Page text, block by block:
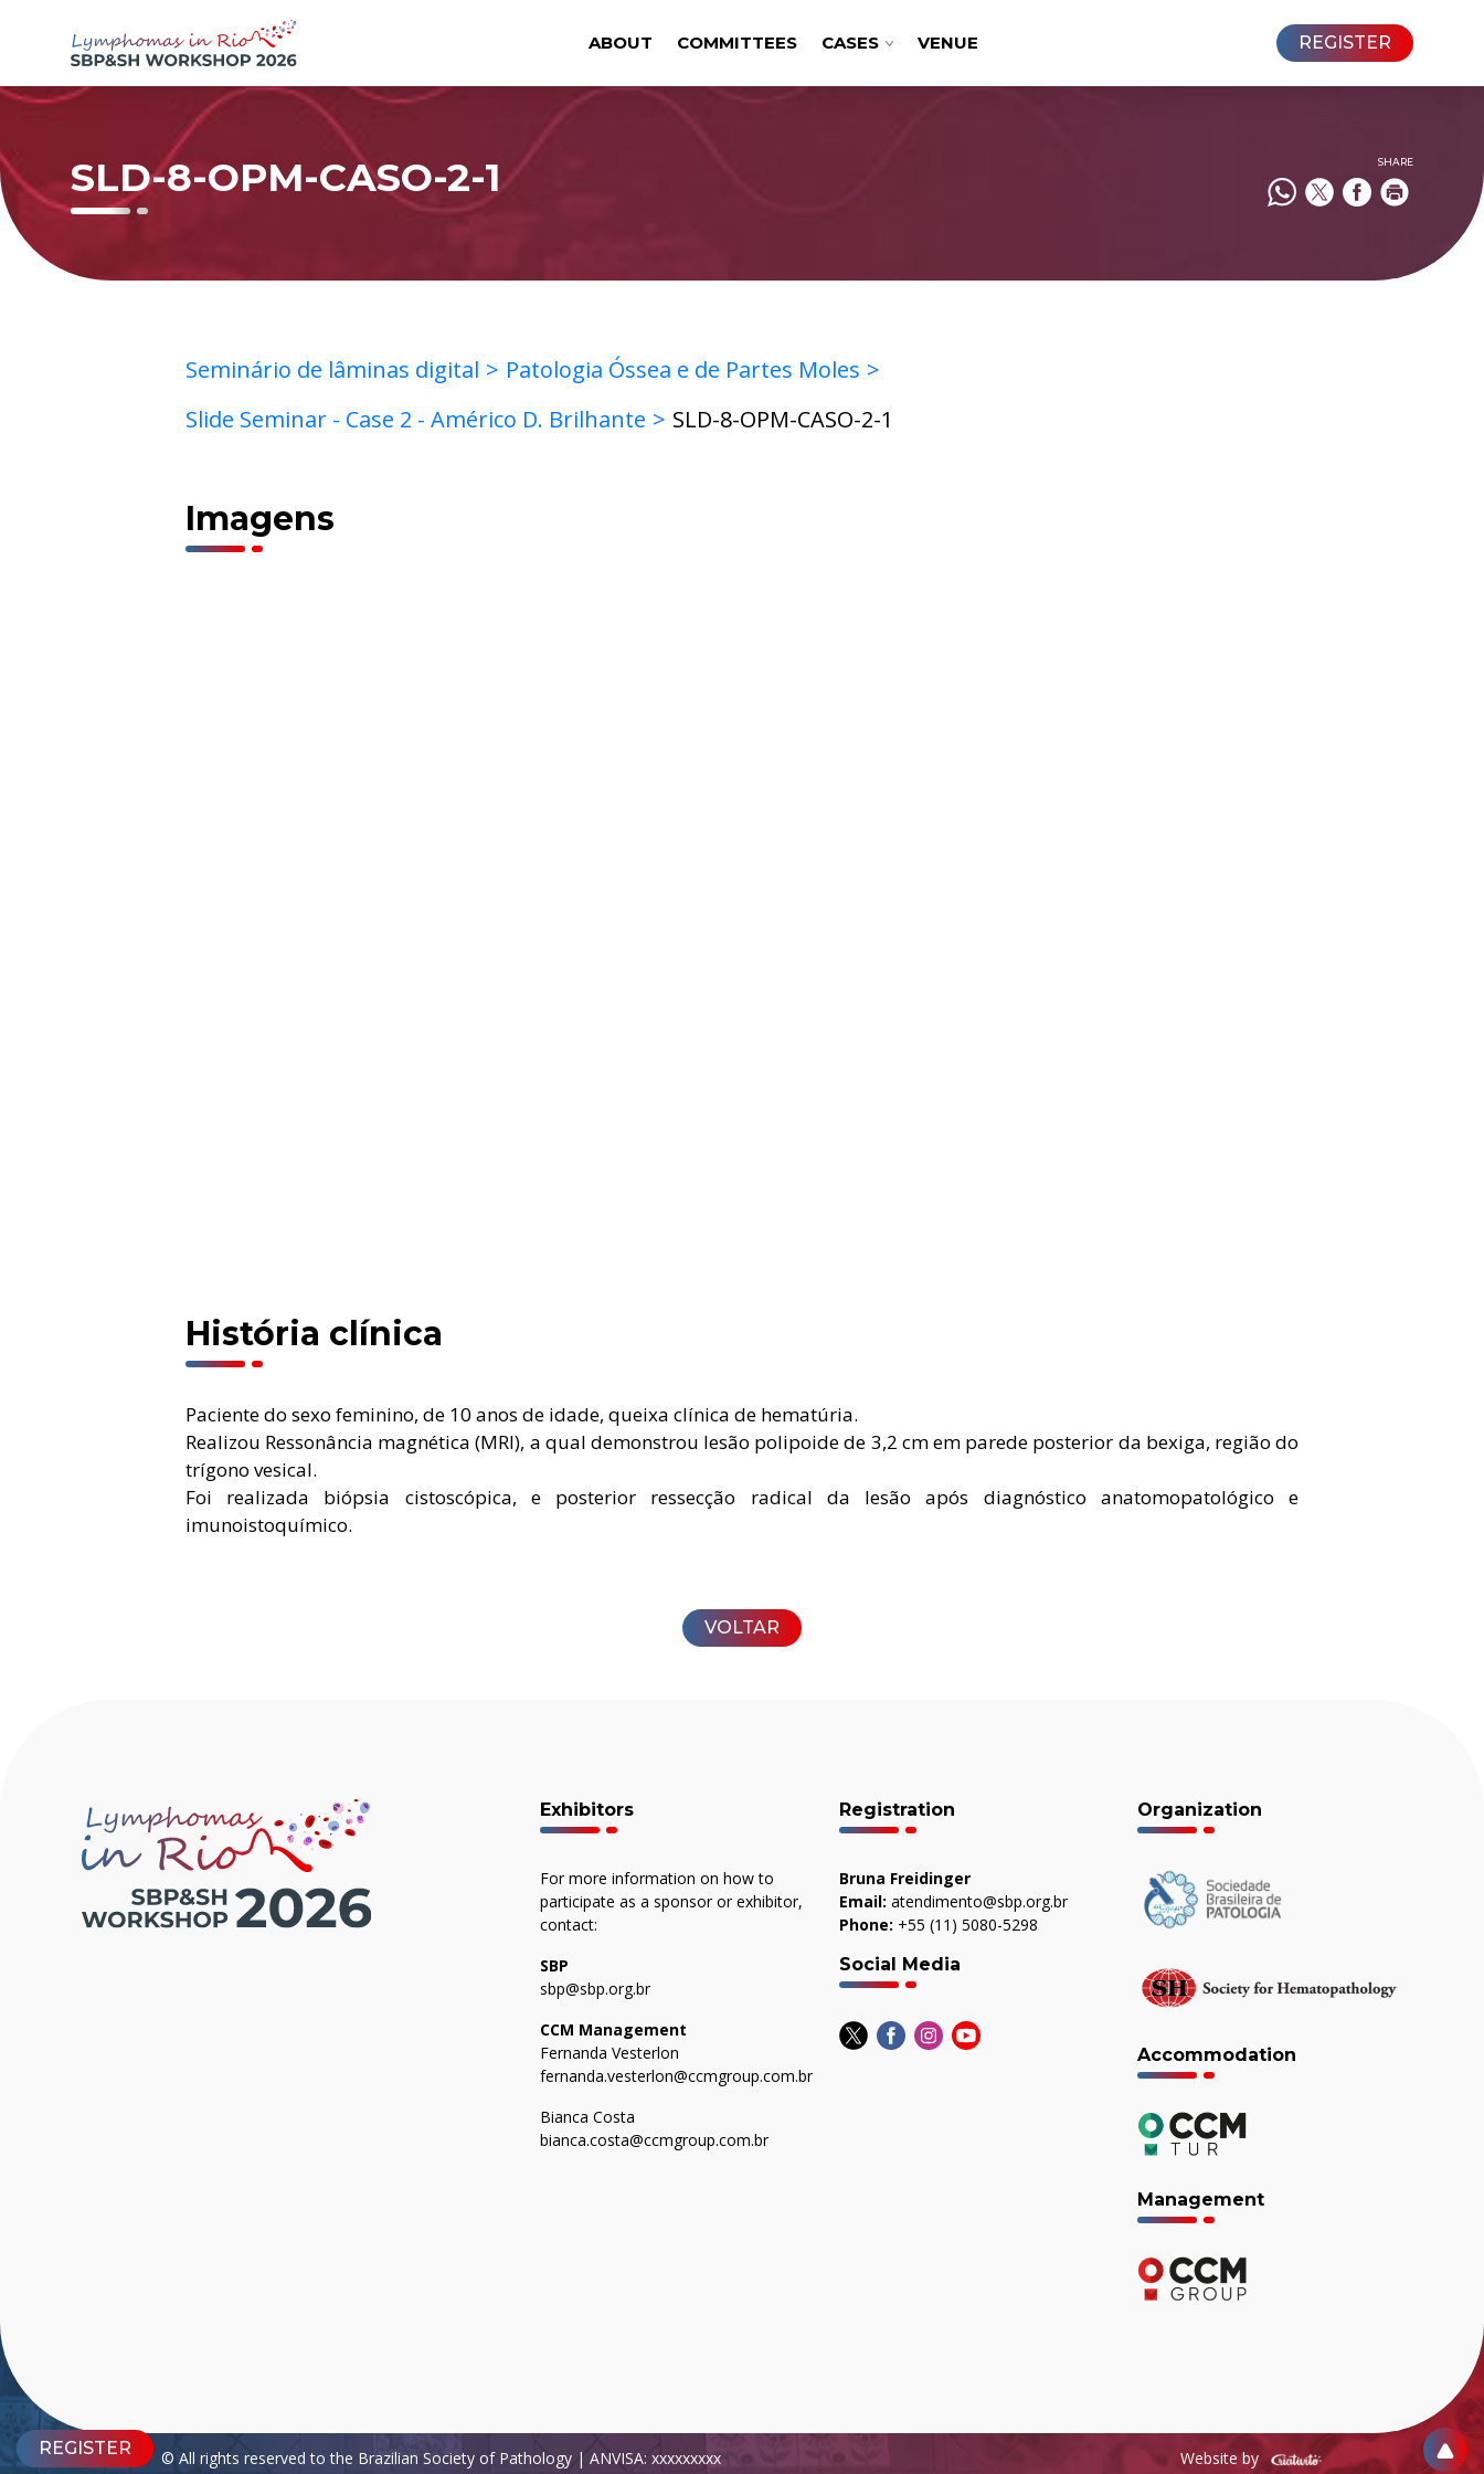
REGISTER
SLD-8-OPM-CASO-2-1 SHARE
ABOUT COMMITTEES CASES VENUE REGISTER
Seminário de lâminas digital
Patologia Óssea e de Partes Moles
Slide Seminar - Case 2 - Américo D. Brilhante
SLD-8-OPM-CASO-2-1
Imagens
História clínica
Paciente do sexo feminino, de 10 anos de idade, queixa clínica de hematúria.
Realizou Ressonância magnética (MRI), a qual demonstrou lesão polipoide de 3,2 cm em parede posterior da bexiga, região do
trígono vesical.
Foi realizada biópsia cistoscópica, e posterior ressecção radical da lesão após diagnóstico anatomopatológico e
imunoistoquímico.
VOLTAR
Exhibitors
For more information on how to
participate as a sponsor or exhibitor,
contact:
SBP
sbp@sbp.org.br
CCM Management
Fernanda Vesterlon
fernanda.vesterlon@ccmgroup.com.br
Bianca Costa
bianca.costa@ccmgroup.com.br
Registration
Bruna Freidinger
Email: atendimento@sbp.org.br
Phone: +55 (11) 5080-5298
Social Media
Organization
Accommodation
Management
© All rights reserved to the Brazilian Society of Pathology | ANVISA: xxxxxxxxx Website by